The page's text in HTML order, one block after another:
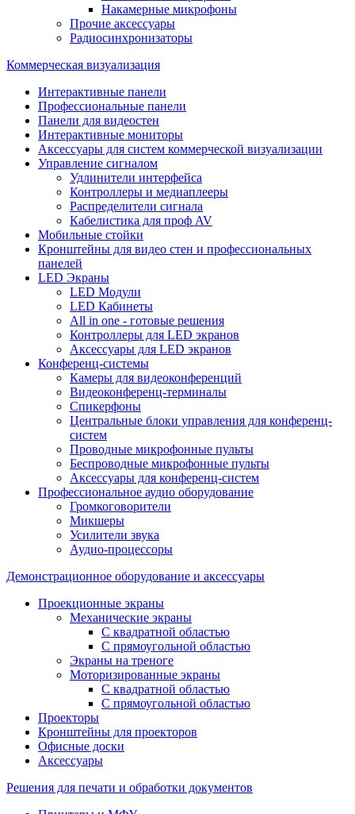
Накамерные микрофоны
Прочие аксессуары
Радиосинхронизаторы
Коммерческая визуализация
Интерактивные панели
Профессиональные панели
Панели для видеостен
Интерактивные мониторы
Аксессуары для систем коммерческой визуализации
Управление сигналом
Удлинители интерфейса
Контроллеры и медиаплееры
Распределители сигнала
Кабелистика для проф AV
Мобильные стойки
Кронштейны для видео стен и профессиональных
панелей
LED Экраны
LED Модули
LED Кабинеты
All in one - готовые решения
Контроллеры для LED экранов
Аксессуары для LED экранов
Конференц-системы
Камеры для видеоконференций
Видеоконференц-терминалы
Спикерфоны
Центральные блоки управления для конференц-
систем
Проводные микрофонные пульты
Беспроводные микрофонные пульты
Аксессуары для конференц-систем
Профессиональное аудио оборудование
Громкоговорители
Микшеры
Усилители звука
Аудио-процессоры
Демонстрационное оборудование и аксессуары
Проекционные экраны
Механические экраны
С квадратной областью
С прямоугольной областью
Экраны на треноге
Моторизированные экраны
С квадратной областью
С прямоугольной областью
Проекторы
Кронштейны для проекторов
Офисные доски
Аксессуары
Решения для печати и обработки документов